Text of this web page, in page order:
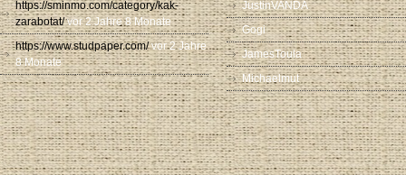
https://sminmo.com/category/kak-
zarabotat/ vor 2 Jahre 8 Monate
https://www.studpaper.com/ vor 2 Jahre
8 Monate
JustinVANDA
Gogi
JamesToula
Michaelmut